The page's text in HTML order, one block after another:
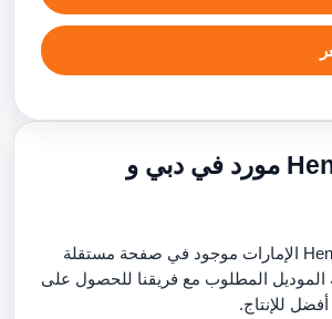
Henley T Shirt مورد في دبي و
عصري Henley T Shirt الإمارات موجود في صفحة مستقلة
المطلوب مع فريقنا للحصول على
للإنتاج.